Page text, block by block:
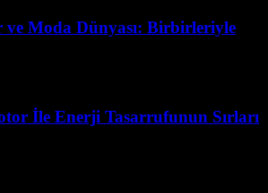
Moda Dünyası: Birbirleriyle
İle Enerji Tasarrufunun Sırları